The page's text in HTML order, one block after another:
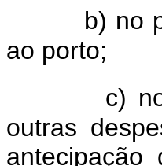
b) no
ao porto;
c)
outras